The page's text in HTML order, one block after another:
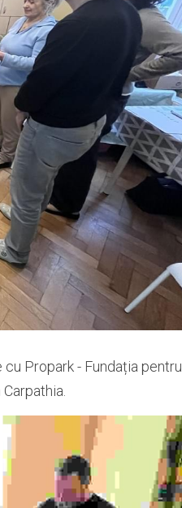
Propark - Fundația pentru